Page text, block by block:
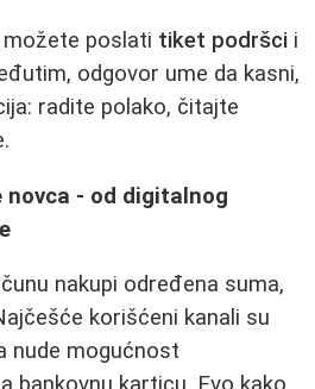
poslati tiket podršci i
odgovor ume da kasni,
radite polako, čitajte
novca - od digitalnog
nakupi određena suma,
korišćeni kanali su
nude mogućnost